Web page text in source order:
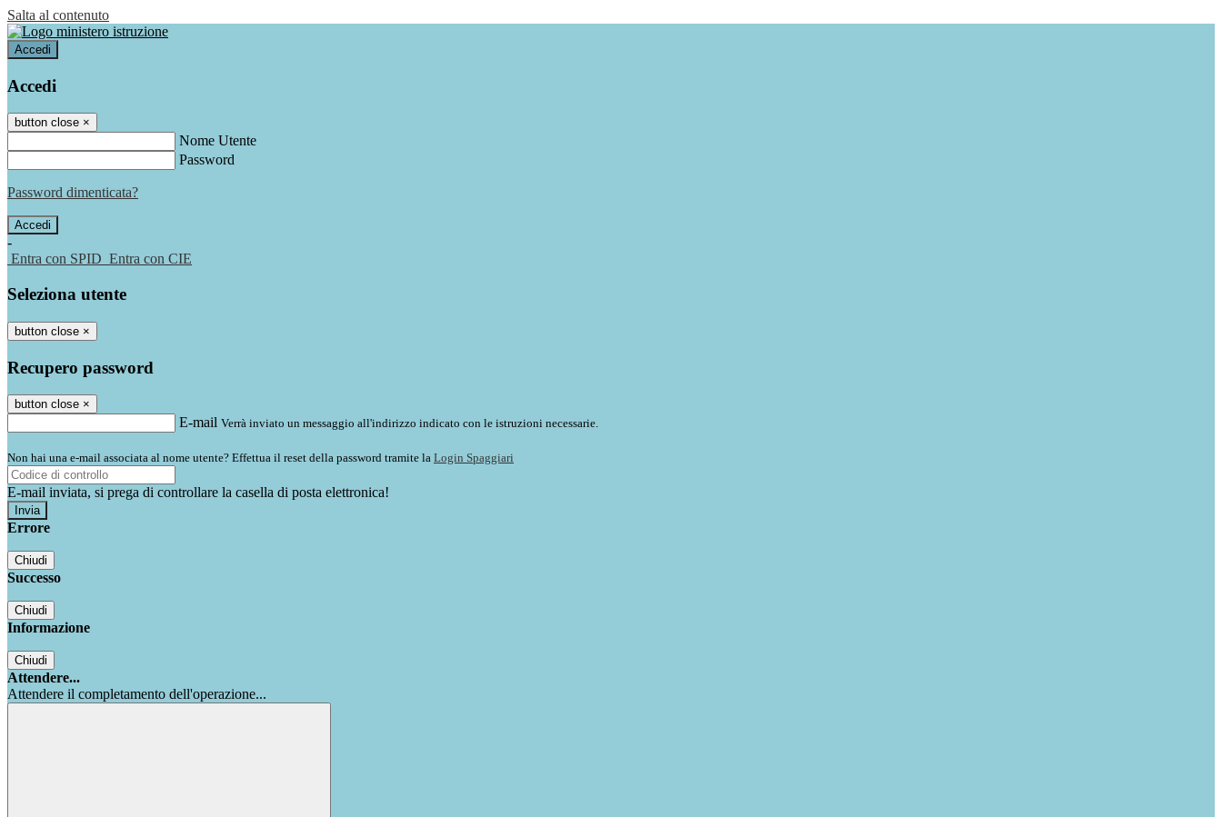
Salta al contenuto
Accedi
Accedi
button close ×
Nome Utente
Password
Password dimenticata?
-
Entra con SPID Entra con CIE
Seleziona utente
button close ×
Recupero password
button close ×
E-mail Verrà inviato un messaggio all'indirizzo indicato con le istruzioni necessarie.
Non hai una e-mail associata al nome utente? Effettua il reset della password tramite la Login Spaggiari
E-mail inviata, si prega di controllare la casella di posta elettronica!
Errore
Chiudi
Successo
Chiudi
Informazione
Chiudi
Attendere...
Attendere il completamento dell'operazione...